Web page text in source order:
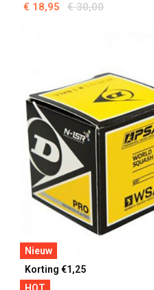
€ 18,95
€ 30,00
Nieuw
Korting €1,25